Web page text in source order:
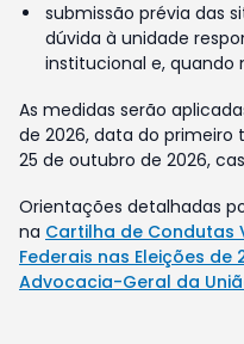
submissão prévia das
dúvida à unidade
institucional e, quando
As medidas serão
de 2026, data do
25 de outubro de 2026,
Orientações detalhadas
na Cartilha de Condutas
Federais nas Eleições
Advocacia-Geral da